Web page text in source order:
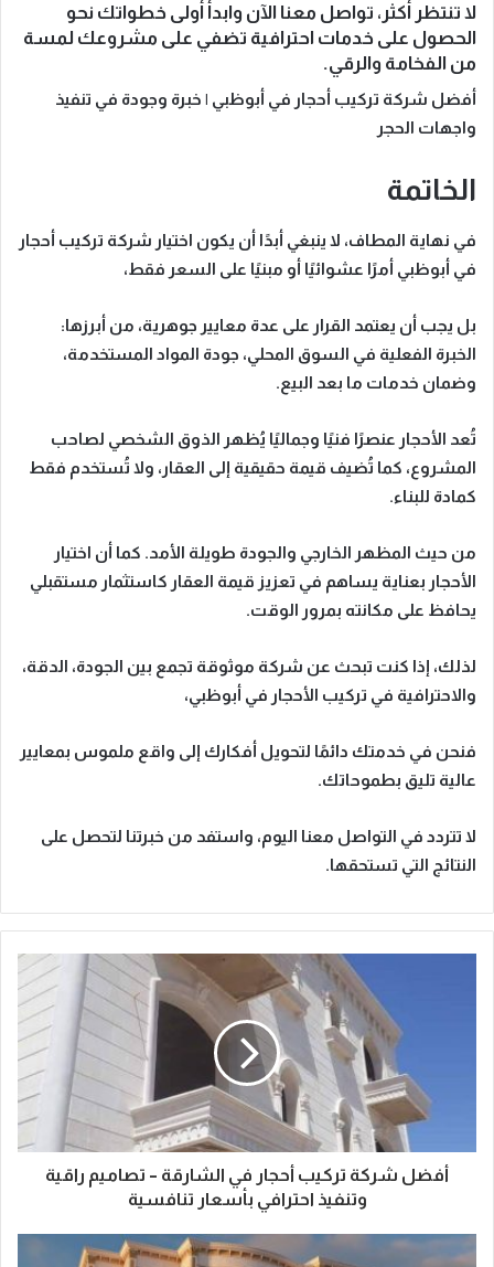
لا تنتظر أكثر، تواصل معنا الآن وابدأ أولى خطواتك نحو
الحصول على خدمات احترافية تضفي على مشروعك لمسة
من الفخامة والرقي.
أفضل شركة تركيب أحجار في أبوظبي | خبرة وجودة في تنفيذ
واجهات الحجر
الخاتمة
في نهاية المطاف، لا ينبغي أبدًا أن يكون اختيار شركة تركيب أحجار
في أبوظبي أمرًا عشوائيًا أو مبنيًا على السعر فقط،
بل يجب أن يعتمد القرار على عدة معايير جوهرية، من أبرزها:
الخبرة الفعلية في السوق المحلي، جودة المواد المستخدمة،
وضمان خدمات ما بعد البيع.
تُعد الأحجار عنصرًا فنيًا وجماليًا يُظهر الذوق الشخصي لصاحب
المشروع، كما تُضيف قيمة حقيقية إلى العقار، ولا تُستخدم فقط
كمادة للبناء.
من حيث المظهر الخارجي والجودة طويلة الأمد. كما أن اختيار
الأحجار بعناية يساهم في تعزيز قيمة العقار كاستثمار مستقبلي
يحافظ على مكانته بمرور الوقت.
لذلك، إذا كنت تبحث عن شركة موثوقة تجمع بين الجودة، الدقة،
والاحترافية في تركيب الأحجار في أبوظبي،
فنحن في خدمتك دائمًا لتحويل أفكارك إلى واقع ملموس بمعايير
عالية تليق بطموحاتك.
لا تتردد في التواصل معنا اليوم، واستفد من خبرتنا لتحصل على
النتائج التي تستحقها.
أفضل شركة تركيب أحجار في الشارقة – تصاميم راقية
وتنفيذ احترافي بأسعار تنافسية